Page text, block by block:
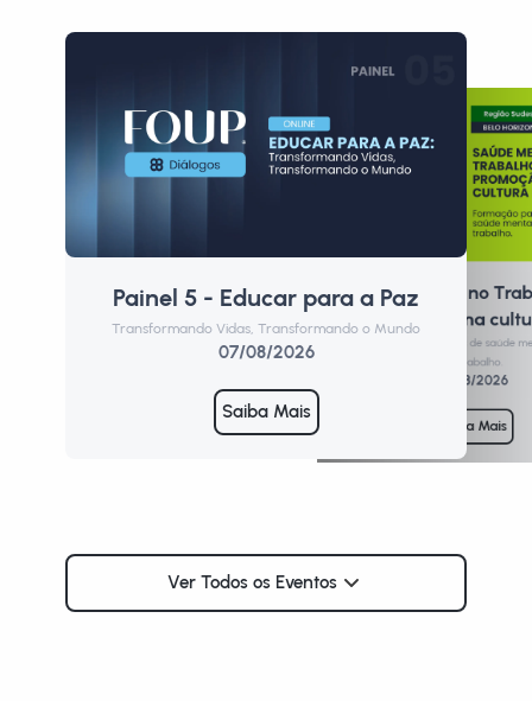
Painel 5 - Educar para a Paz
Transformando Vidas, Transformando o Mundo
07/08/2026
Saiba Mais
Saúde Mental no
Promoção de uma
Formação para profissionais de saúde
de trabalho.
10/08/2026
Saiba Mais
Ver Todos os Eventos